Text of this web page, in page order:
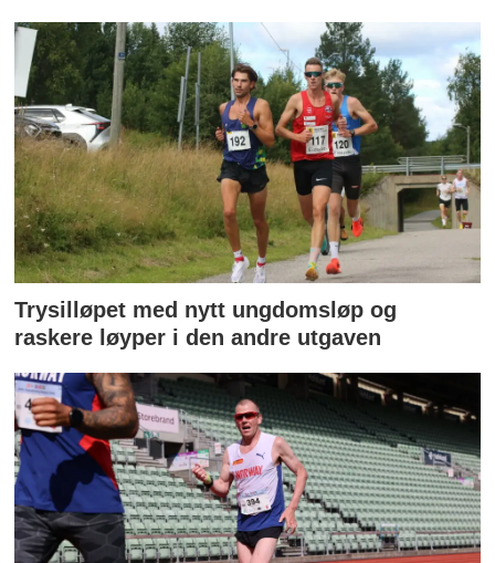
Trysilløpet med nytt ungdomsløp og
raskere løyper i den andre utgaven